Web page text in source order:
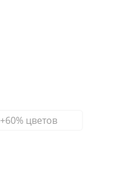
+60% цветов